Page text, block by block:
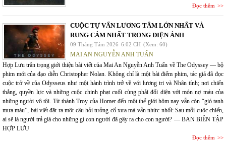
Đọc thêm
CUỘC TỰ VẤN LƯƠNG TÂM LỚN NHẤT VÀ
RUNG CẢM NHẤT TRONG ĐIỆN ẢNH
09 Tháng Tám 2026 6:02 CH (Xem: 60)
MAI AN NGUYỄN ANH TUẤN
Hợp Lưu trân trọng giới thiệu bài viết của Mai An Nguyễn Anh Tuấn về The Odyssey — bộ
phim mới của đạo diễn Christopher Nolan. Không chỉ là một bài điểm phim, tác giả đã đọc
cuộc trở về của Odysseus như một hành trình trở về với lương tri và Nhân tính; nơi chiến
thắng, quyền lực và những cuộc chinh phạt cuối cùng phải đối diện với món nợ máu của
những người vô tội. Từ thành Troy của Homer đến một thế giới hôm nay vẫn còn “gió tanh
mưa máu”, bài viết đặt ra một câu hỏi tưởng cổ xưa mà vẫn nhức nhối: Sau mỗi cuộc chiến,
ai sẽ là người trả giá cho những gì con người đã gây ra cho con người? — BAN BIÊN TẬP
HỢP LƯU
Đọc thêm